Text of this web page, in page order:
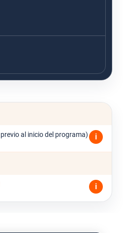
al inicio del programa) i
i